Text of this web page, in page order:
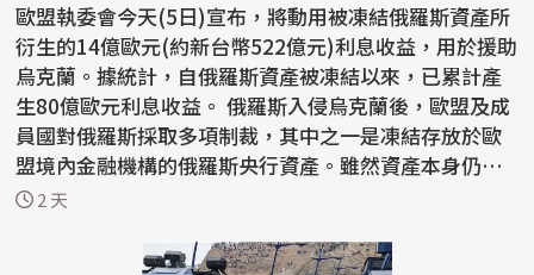
歐盟執委會今天(5日)宣布，將動用被凍結俄羅斯資產所
衍生的14億歐元(約新台幣522億元)利息收益，用於援助
烏克蘭。據統計，自俄羅斯資產被凍結以來，已累計產
生80億歐元利息收益。 俄羅斯入侵烏克蘭後，歐盟及成
員國對俄羅斯採取多項制裁，其中之一是凍結存放於歐
盟境內金融機構的俄羅斯央行資產。雖然資產本身仍
處...2 天